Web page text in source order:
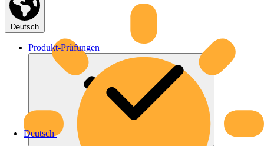
Deutsch
Deutsch
Produkt-Prüfungen